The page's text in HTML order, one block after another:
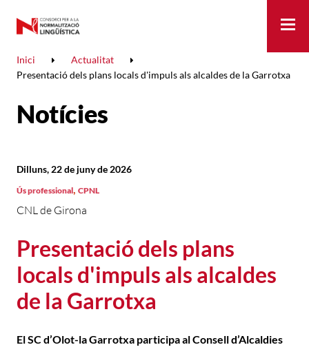
Inici
Actualitat
Presentació dels plans locals d'impuls als alcaldes de la Garrotxa
Notícies
Presentació dels plans
locals d'impuls als alcaldes
de la Garrotxa
CNL de Girona
Dilluns, 22 de juny de 2026
Ús professional, CPNL
El SC d’Olot-la Garrotxa participa al Consell d’Alcaldies